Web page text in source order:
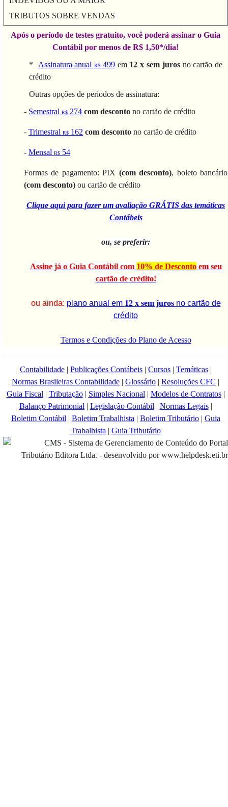
TRIBUTOS SOBRE VENDAS
Após o período de testes gratuito, você poderá assinar o Guia
Contábil por menos de R$ 1,50*/dia!
*
Assinatura anualR$ 499em 12 x sem jurosno cartão de
crédito
Outras opções de períodos de assinatura:
- Semestral R$ 274 com desconto no cartão de crédito
- Trimestral R$ 162 com desconto no cartão de crédito
- Mensal R$ 54
Formas de pagamento:PIX (com desconto), boleto bancário
(com desconto) ou cartão de crédito
Clique aqui para fazer um avaliação GRÁTIS das temáticas
Contábeis
ou, se preferir:
Assine já o Guia Contábil com 10% de Descontoem seu
cartão de crédito!
ou ainda: plano anual em 12 x sem juros no cartão de
crédito
Termos e Condições do Plano de Acesso
Contabilidade| Publicações Contábeis| Cursos| Temáticas|
Normas Brasileiras Contabilidade | Glossário | Resoluções CFC |
Guia Fiscal | Tributação| Simples Nacional | Modelos de Contratos|
Balanço Patrimonial | Legislação Contábil | Normas Legais|
Boletim Contábil | Boletim Trabalhista | Boletim Tributário| Guia
Trabalhista | Guia Tributário